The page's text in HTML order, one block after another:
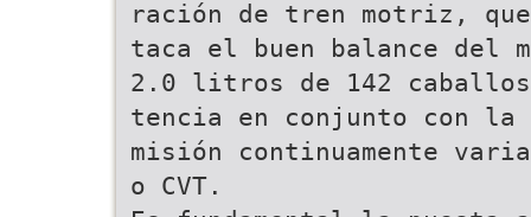
ración de tren motriz,
taca el buen balance del
2.0 litros de 142
tencia en conjunto con la
misión continuamente
o CVT.